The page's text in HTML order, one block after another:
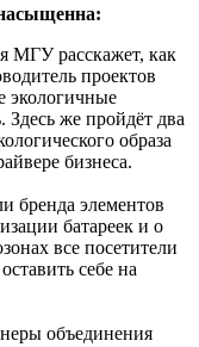
МГУ расскажет, как
проектов
экологичные
же пройдёт два
образа
бизнеса.
бренда элементов
батареек и о
все посетители
себе на
объединения